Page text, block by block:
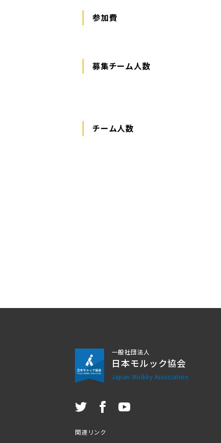
参加費
募集チーム人数
チーム人数
一般社団法人
日本モルック協会
Japan Mölkky Association
関連リンク